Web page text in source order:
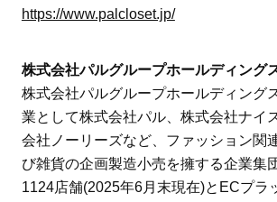
https://www.palcloset.jp/
株式会社パルグループホールディング
株式会社パルグループホールディング
業として株式会社パル、株式会社ナイ
会社ノーリーズなど、ファッション関
び雑貨の企画製造小売を擁する企業集
1124店舗(2025年6月末現在)とECプラ